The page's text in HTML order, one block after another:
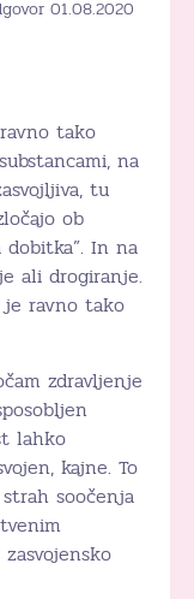
01.08.2020
tako
na
tu
ob
dobitka”. In na
ali drogiranje.
je ravno tako
zdravljenje
lahko
kajne. To
soočenja